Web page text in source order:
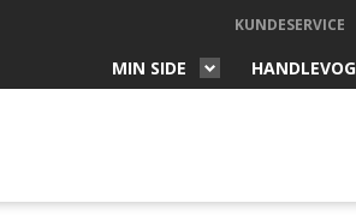
KUNDESERVICE
MIN SIDE